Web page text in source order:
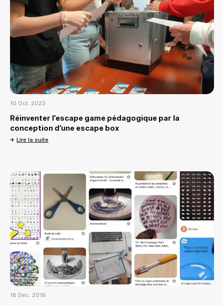
10 Oct. 2023
Réinventer l’escape game pédagogique par la
conception d’une escape box
Lire la suite
18 Déc. 2018